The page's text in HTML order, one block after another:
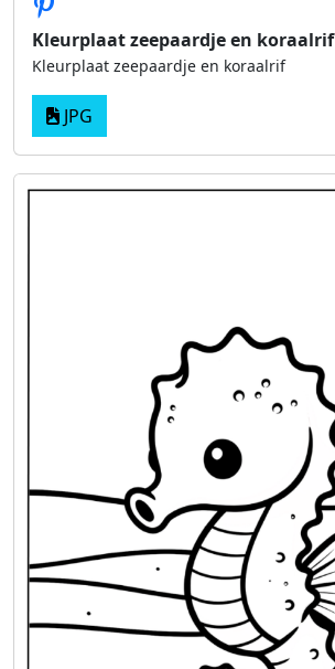
Kleurplaat zeepaardje en koraalrif
Kleurplaat zeepaardje en koraalrif
JPG